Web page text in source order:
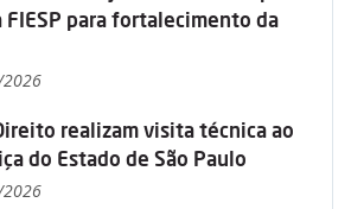
FIESP para fortalecimento da
realizam visita técnica ao
do Estado de São Paulo